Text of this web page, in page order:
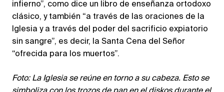
infierno”, como dice un libro de enseñanza ortodoxo
clásico, y también “a través de las oraciones de la
Iglesia y a través del poder del sacrificio expiatorio
sin sangre”, es decir, la Santa Cena del Señor
“ofrecida para los muertos”.
Foto: La Iglesia se reúne en torno a su cabeza. Esto se